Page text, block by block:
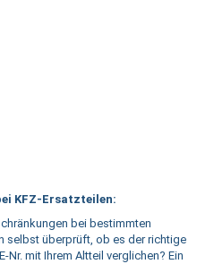
KFZ-Ersatzteilen:
bei bestimmten
selbst überprüft, ob es der richtige
Nr. mit Ihrem Altteil verglichen? Ein